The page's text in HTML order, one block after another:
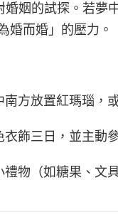
婚姻的試探。若夢
婚而婚」的壓力。
方放置紅瑪瑙，
飾三日，並主動
物（如糖果、文